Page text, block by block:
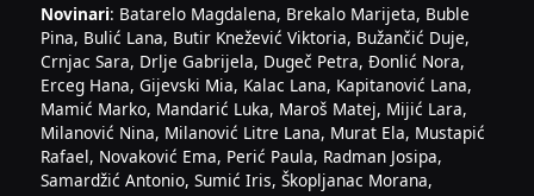
Novinari: Batarelo Magdalena, Brekalo Marijeta, Buble
Pina, Bulić Lana, Butir Knežević Viktoria, Bužančić Duje,
Crnjac Sara, Drlje Gabrijela, Dugeč Petra, Đonlić Nora,
Erceg Hana, Gijevski Mia, Kalac Lana, Kapitanović Lana,
Mamić Marko, Mandarić Luka, Maroš Matej, Mijić Lara,
Milanović Nina, Milanović Litre Lana, Murat Ela, Mustapić
Rafael, Novaković Ema, Perić Paula, Radman Josipa,
Samardžić Antonio, Sumić Iris, Škopljanac Morana,